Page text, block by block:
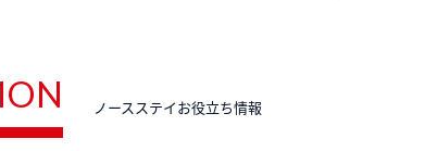
ノースステイお役立ち情報